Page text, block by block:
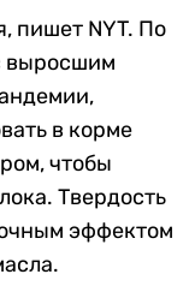
пишет NYT. По
выросшим
в корме
чтобы
Твердость
эффектом